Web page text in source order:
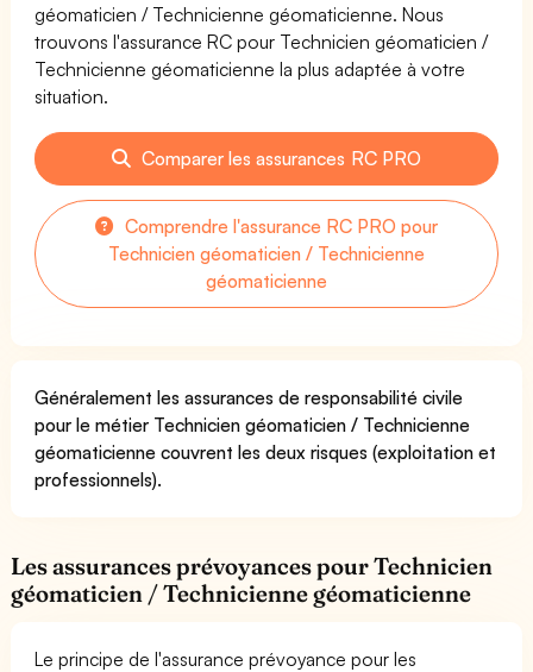
géomaticien / Technicienne géomaticienne. Nous
trouvons l'assurance RC pour Technicien géomaticien /
Technicienne géomaticienne la plus adaptée à votre
situation.
Comparer les assurances RC PRO
Comprendre l'assurance RC PRO pour
Technicien géomaticien / Technicienne
géomaticienne
Généralement les assurances de responsabilité civile
pour le métier Technicien géomaticien / Technicienne
géomaticienne couvrent les deux risques (exploitation et
professionnels).
Les assurances prévoyances pour Technicien
géomaticien / Technicienne géomaticienne
Le principe de l'assurance prévoyance pour les